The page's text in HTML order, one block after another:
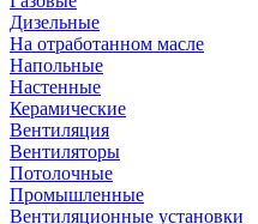
Дизельные
На отработанном масле
Напольные
Настенные
Керамические
Вентиляция
Вентиляторы
Потолочные
Промышленные
Вентиляционные установки